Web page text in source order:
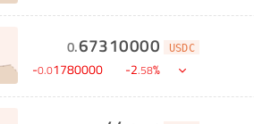
0.67310000 USDC
-0.01780000 -2.58%